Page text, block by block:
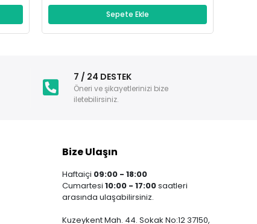
Sepete Ekle
7 / 24 DESTEK
Öneri ve şikayetlerinizi bize
iletebilirsiniz.
Bize Ulaşın
Haftaiçi 09:00 - 18:00
Cumartesi 10:00 - 17:00saatleri
arasında ulaşabilirsiniz.
Kuzeykent Mah. 44. Sokak No:12 37150,